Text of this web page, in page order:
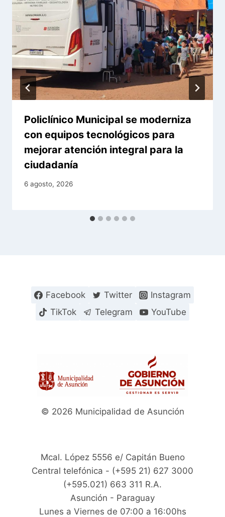
Policlínico Municipal se moderniza
con equipos tecnológicos para
mejorar atención integral para la
ciudadanía
6 agosto, 2026
Facebook Twitter
Instagram
TikTok
Telegram YouTube
© 2026 Municipalidad de Asunción
Mcal. López 5556 e/ Capitán Bueno
Central telefónica - (+595 21) 627 3000
(+595.021) 663 311 R.A.
Asunción - Paraguay
Lunes a Viernes de 07:00 a 16:00hs